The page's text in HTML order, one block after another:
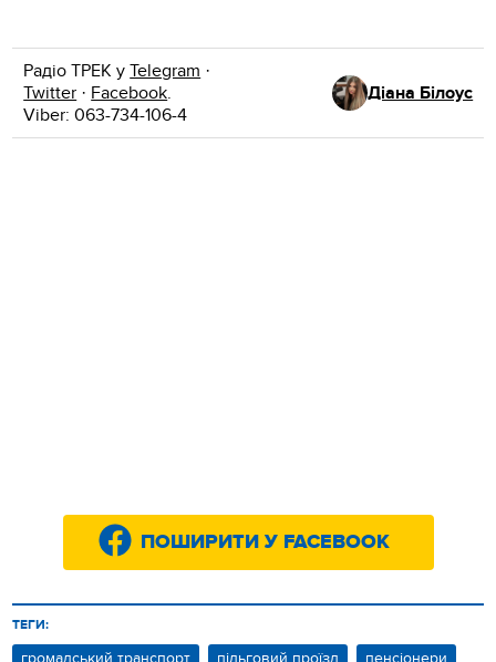
Радіо ТРЕК уTelegram ·
Twitter · Facebook.
Viber: 063-734-106-4
Діана Білоус
ПОШИРИТИ У FACEBOOK
ТЕГИ:
громадський транспорт пільговий проїзд пенсіонери